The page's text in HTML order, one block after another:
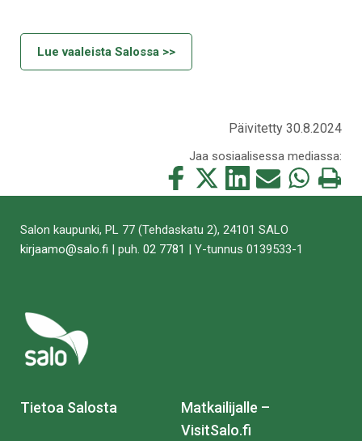
Lue vaaleista Salossa >>
Päivitetty 30.8.2024
Jaa sosiaalisessa mediassa:
Jaa
tämä
Jaa
tämä
Jaa
tämä
Jaa
tämä
Jaa
tämä
Tulosta
tämä
Salon kaupunki, PL 77 (Tehdaskatu 2), 24101 SALO
kirjaamo@salo.fi | puh. 02 7781 | Y-tunnus 0139533-1
Tietoa Salosta
Matkailijalle –
VisitSalo.fi